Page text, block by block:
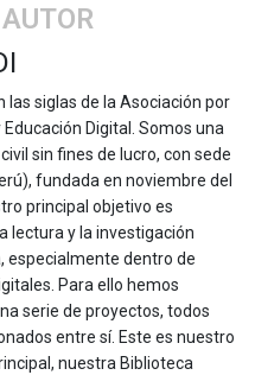
las siglas de la Asociación por
Educación Digital. Somos una
sin fines de lucro, con sede
fundada en noviembre del
principal objetivo es
lectura y la investigación
especialmente dentro de
Para ello hemos
serie de proyectos, todos
entre sí. Este es nuestro
nuestra Biblioteca